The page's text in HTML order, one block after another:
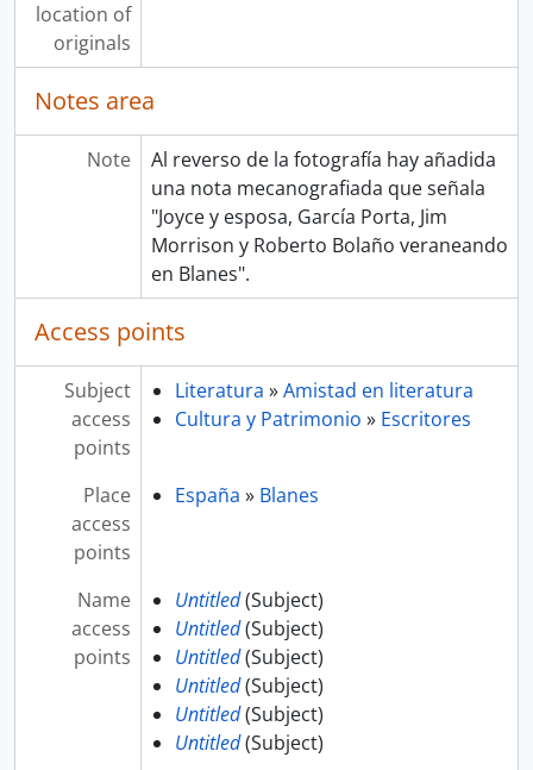
location of
originals
Notes area
Note
Al reverso de la fotografía hay añadida
una nota mecanografiada que señala
"Joyce y esposa, García Porta, Jim
Morrison y Roberto Bolaño veraneando
en Blanes".
Access points
Subject
access
points
Literatura »Amistad en literatura
Cultura y Patrimonio » Escritores
Place
access
points
España » Blanes
Name
access
points
Untitled(Subject)
Untitled(Subject)
Untitled(Subject)
Untitled(Subject)
Untitled(Subject)
Untitled(Subject)